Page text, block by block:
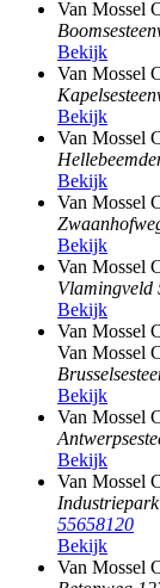
Van Mossel
Bekijk
Van Mossel
Bekijk
Van Mossel
Bekijk
Van Mossel
Bekijk
Van Mossel
Vlamingveld
Bekijk
Van Mossel
Van Mossel
Bekijk
Van Mossel
Bekijk
Van Mossel
55658120
Bekijk
Van Mossel